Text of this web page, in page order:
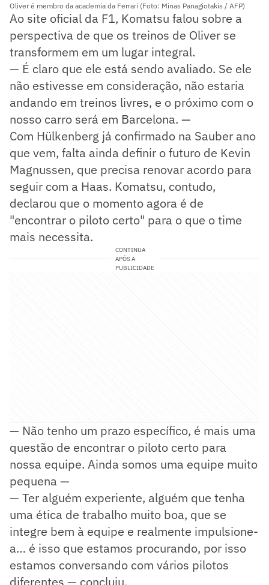
Oliver é membro da academia da Ferrari (Foto: Minas Panagiotakis / AFP)
Ao site oficial da F1, Komatsu falou sobre a
perspectiva de que os treinos de Oliver se
transformem em um lugar integral.
— É claro que ele está sendo avaliado. Se ele
não estivesse em consideração, não estaria
andando em treinos livres, e o próximo com o
nosso carro será em Barcelona. —
Com Hülkenberg já confirmado na Sauber ano
que vem, falta ainda definir o futuro de Kevin
Magnussen, que precisa renovar acordo para
seguir com a Haas. Komatsu, contudo,
declarou que o momento agora é de
"encontrar o piloto certo" para o que o time
mais necessita.
CONTINUA
APÓS A
PUBLICIDADE
— Não tenho um prazo específico, é mais uma
questão de encontrar o piloto certo para
nossa equipe. Ainda somos uma equipe muito
pequena —
— Ter alguém experiente, alguém que tenha
uma ética de trabalho muito boa, que se
integre bem à equipe e realmente impulsione-
a… é isso que estamos procurando, por isso
estamos conversando com vários pilotos
diferentes — concluiu.